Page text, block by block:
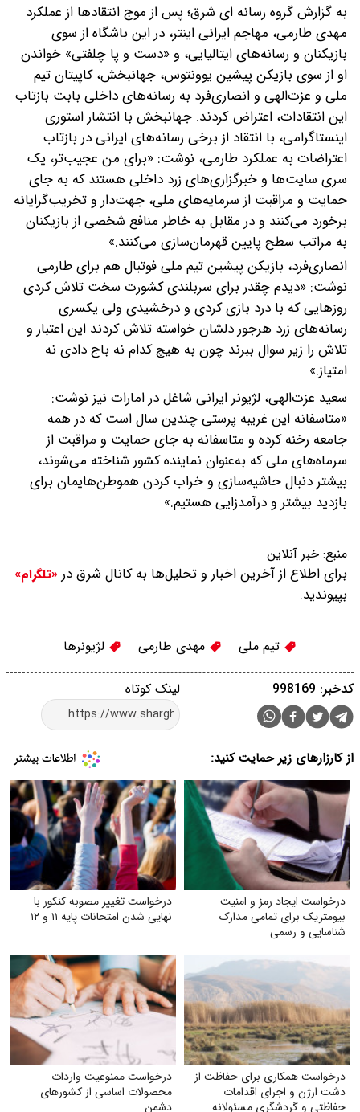
به گزارش گروه رسانه ای شرق؛ پس از موج انتقادها از عملکرد
مهدی طارمی، مهاجم ایرانی اینتر، در این باشگاه از سوی
بازیکنان و رسانه‌های ایتالیایی، و «دست و پا چلفتی» خواندن
او از سوی بازیکن پیشین یوونتوس، جهانبخش، کاپیتان تیم
ملی و عزت‌الهی و انصاری‌فرد به رسانه‌های داخلی بابت بازتاب
این انتقادات، اعتراض کردند. جهانبخش با انتشار استوری
اینستاگرامی، با انتقاد از برخی رسانه‌های ایرانی در بازتاب
اعتراضات به عملکرد طارمی، نوشت: «برای من عجیب‌تر، یک
سری سایت‌ها و خبرگزاری‌های زرد داخلی هستند که به جای
حمایت و مراقبت از سرمایه‌های ملی، جهت‌دار و تخریب‌گرایانه
برخورد می‌کنند و در مقابل به خاطر منافع شخصی از بازیکنان
به مراتب سطح پایین قهرمان‌سازی می‌کنند.»
انصاری‌فرد، بازیکن پیشین تیم ملی فوتبال هم برای طارمی
نوشت: «دیدم چقدر برای سربلندی کشورت سخت تلاش کردی
روزهایی که با درد بازی کردی و درخشیدی ولی یکسری
رسانه‌های زرد هرجور دلشان خواسته تلاش کردند این اعتبار و
تلاش را زیر سوال ببرند چون به هیچ کدام نه باج دادی نه
امتیاز.»
سعید عزت‌الهی، لژیونر ایرانی شاغل در امارات نیز نوشت:
«متاسفانه این غریبه پرستی چندین سال است که در همه
جامعه رخنه کرده و متاسفانه به جای حمایت و مراقبت از
سرماه‌های ملی که به‌عنوان نماینده کشور شناخته می‌شوند،
بیشتر دنبال حاشیه‌سازی و خراب کردن هموطن‌هایمان برای
بازدید بیشتر و درآمدزایی هستیم.»
منبع: خبر آنلاین
برای اطلاع از آخرین اخبار و تحلیل‌ها به کانال شرق در «تلگرام»
بپیوندید.
تیم ملی مهدی طارمی لژیونرها
لینک کوتاه کدخبر: 998169
از کارزارهای زیر حمایت کنید:
درخواست ایجاد رمز و امنیت
بیومتریک برای تمامی مدارک
شناسایی و رسمی
درخواست تغییر مصوبه کنکور با
نهایی شدن امتحانات پایه ۱۱ و ۱۲
درخواست همکاری برای حفاظت از
دشت ارژن و اجرای اقدامات
حفاظتی و گردشگری مسئولانه
درخواست ممنوعیت واردات
محصولات اساسی از کشورهای
دشمن